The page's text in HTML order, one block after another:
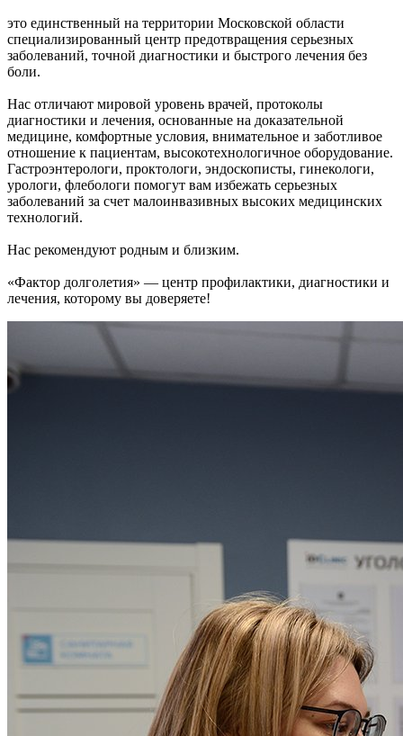
это единственный на территории Московской области
специализированный центр предотвращения серьезных
заболеваний, точной диагностики и быстрого лечения без
боли.
Нас отличают мировой уровень врачей, протоколы
диагностики и лечения, основанные на доказательной
медицине, комфортные условия, внимательное и заботливое
отношение к пациентам, высокотехнологичное оборудование.
Гастроэнтерологи, проктологи, эндоскописты, гинекологи,
урологи, флебологи помогут вам избежать серьезных
заболеваний за счет малоинвазивных высоких медицинских
технологий.
Нас рекомендуют родным и близким.
«Фактор долголетия» — центр профилактики, диагностики и
лечения, которому вы доверяете!